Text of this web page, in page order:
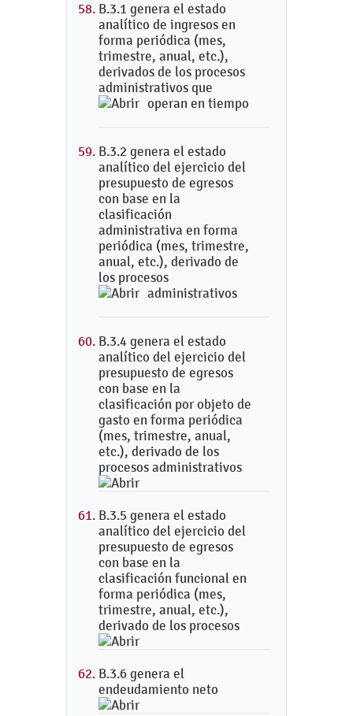
B.3.1 genera el estado
analítico de ingresos en
forma periódica (mes,
trimestre, anual, etc.),
derivados de los procesos
administrativos que
operan en tiempo
B.3.2 genera el estado
analítico del ejercicio del
presupuesto de egresos
con base en la
clasificación
administrativa en forma
periódica (mes, trimestre,
anual, etc.), derivado de
los procesos
administrativos
B.3.4 genera el estado
analítico del ejercicio del
presupuesto de egresos
con base en la
clasificación por objeto de
gasto en forma periódica
(mes, trimestre, anual,
etc.), derivado de los
procesos administrativos
B.3.5 genera el estado
analítico del ejercicio del
presupuesto de egresos
con base en la
clasificación funcional en
forma periódica (mes,
trimestre, anual, etc.),
derivado de los procesos
B.3.6 genera el
endeudamiento neto